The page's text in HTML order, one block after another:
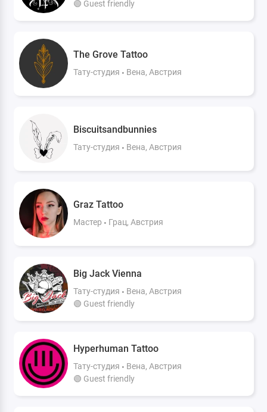
🟢 Guest friendly
The Grove Tattoo
Тату-студия Вена, Австрия
Biscuitsandbunnies
Тату-студия Вена, Австрия
Graz Tattoo
Мастер Грац, Австрия
Big Jack Vienna
Тату-студия
Вена, Австрия
🟢 Guest friendly
Hyperhuman Tattoo
Тату-студия
Вена, Австрия
🟢 Guest friendly